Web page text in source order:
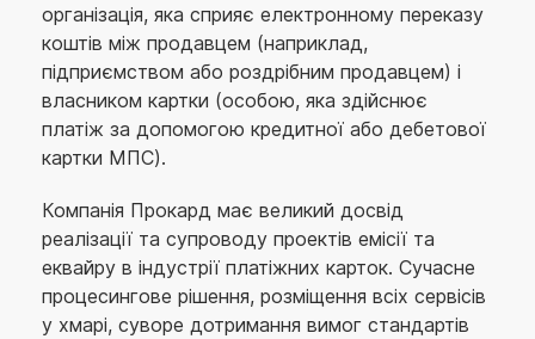
організація, яка сприяє електронному переказу
коштів між продавцем (наприклад,
підприємством або роздрібним продавцем) і
власником картки (особою, яка здійснює
платіж за допомогою кредитної або дебетової
картки МПС).
Компанія Прокард має великий досвід
реалізації та супроводу проектів емісії та
еквайру в індустрії платіжних карток. Сучасне
процесингове рішення, розміщення всіх сервісів
у хмарі, суворе дотримання вимог стандартів